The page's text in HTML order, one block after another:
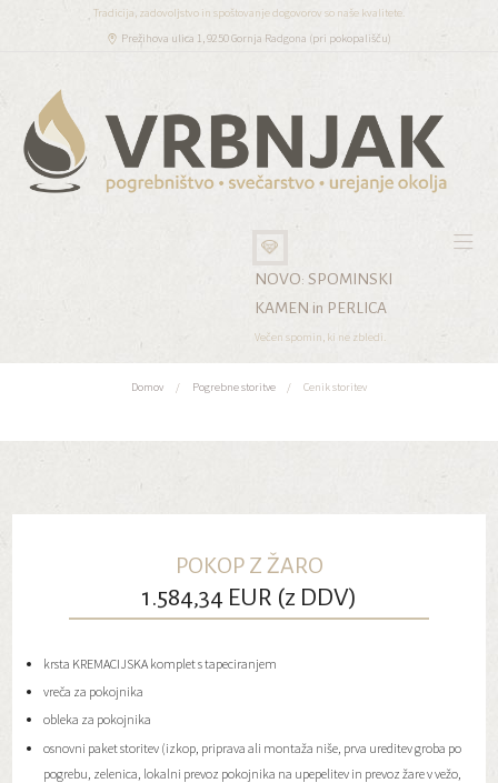
Tradicija, zadovoljstvo in spoštovanje dogovorov so naše kvalitete.
Prežihova ulica 1, 9250 Gornja Radgona (pri pokopališču)
NOVO: SPOMINSKI
KAMEN in PERLICA
Večen spomin, ki ne zbledi.
Domov Pogrebne storitve Cenik storitev
POKOP Z ŽARO
1.584,34 EUR (z DDV)
krsta KREMACIJSKA komplet s tapeciranjem
vreča za pokojnika
obleka za pokojnika
osnovni paket storitev (izkop, priprava ali montaža niše, prva ureditev groba po
pogrebu, zelenica, lokalni prevoz pokojnika na upepelitev in prevoz žare v vežo,